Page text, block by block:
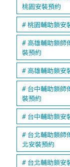
桃園安裝預約
桃園輔助鎖安
高雄輔助鎖師
裝預約
高雄輔助鎖安
台中輔助鎖師
裝預約
台中輔助鎖安
台北輔助鎖師
北安裝預約
台北輔助鎖安